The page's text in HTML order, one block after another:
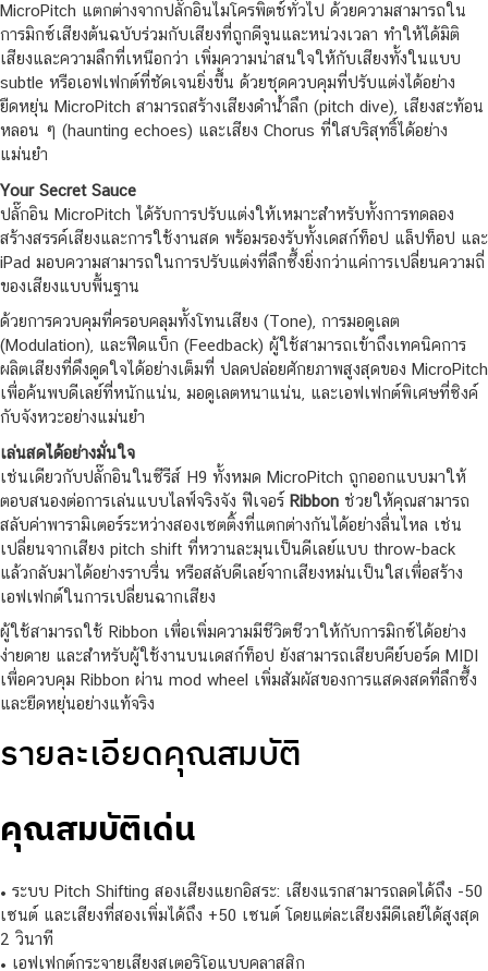
MicroPitch แตกต่างจากปลั๊กอินไมโครพิตช์ทั่วไป ด้วยความสามารถใน
การมิกซ์เสียงต้นฉบับร่วมกับเสียงที่ถูกดีจูนและหน่วงเวลา ทำให้ได้มิติ
เสียงและความลึกที่เหนือกว่า เพิ่มความน่าสนใจให้กับเสียงทั้งในแบบ
subtle หรือเอฟเฟกต์ที่ชัดเจนยิ่งขึ้น ด้วยชุดควบคุมที่ปรับแต่งได้อย่าง
ยืดหยุ่น MicroPitch สามารถสร้างเสียงดำน้ำลึก (pitch dive), เสียงสะท้อน
หลอน ๆ (haunting echoes) และเสียง Chorus ที่ใสบริสุทธิ์ได้อย่าง
แม่นยำ
Your Secret Sauce
ปลั๊กอิน MicroPitch ได้รับการปรับแต่งให้เหมาะสำหรับทั้งการทดลอง
สร้างสรรค์เสียงและการใช้งานสด พร้อมรองรับทั้งเดสก์ท็อป แล็ปท็อป และ
iPad มอบความสามารถในการปรับแต่งที่ลึกซึ้งยิ่งกว่าแค่การเปลี่ยนความถี่
ของเสียงแบบพื้นฐาน
ด้วยการควบคุมที่ครอบคลุมทั้งโทนเสียง (Tone), การมอดูเลต
(Modulation), และฟีดแบ็ก (Feedback) ผู้ใช้สามารถเข้าถึงเทคนิคการ
ผลิตเสียงที่ดึงดูดใจได้อย่างเต็มที่ ปลดปล่อยศักยภาพสูงสุดของ MicroPitch
เพื่อค้นพบดีเลย์ที่หนักแน่น, มอดูเลตหนาแน่น, และเอฟเฟกต์พิเศษที่ซิงค์
กับจังหวะอย่างแม่นยำ
เล่นสดได้อย่างมั่นใจ
เช่นเดียวกับปลั๊กอินในซีรีส์ H9 ทั้งหมด MicroPitch ถูกออกแบบมาให้
ตอบสนองต่อการเล่นแบบไลฟ์จริงจัง ฟีเจอร์ Ribbon ช่วยให้คุณสามารถ
สลับค่าพารามิเตอร์ระหว่างสองเซตติ้งที่แตกต่างกันได้อย่างลื่นไหล เช่น
เปลี่ยนจากเสียง pitch shift ที่หวานละมุนเป็นดีเลย์แบบ throw-back
แล้วกลับมาได้อย่างราบรื่น หรือสลับดีเลย์จากเสียงหม่นเป็นใสเพื่อสร้าง
เอฟเฟกต์ในการเปลี่ยนฉากเสียง
ผู้ใช้สามารถใช้ Ribbon เพื่อเพิ่มความมีชีวิตชีวาให้กับการมิกซ์ได้อย่าง
ง่ายดาย และสำหรับผู้ใช้งานบนเดสก์ท็อป ยังสามารถเสียบคีย์บอร์ด MIDI
เพื่อควบคุม Ribbon ผ่าน mod wheel เพิ่มสัมผัสของการแสดงสดที่ลึกซึ้ง
และยืดหยุ่นอย่างแท้จริง
รายละเอียดคุณสมบัติ
คุณสมบัติเด่น
• ระบบ Pitch Shifting สองเสียงแยกอิสระ: เสียงแรกสามารถลดได้ถึง -50
เซนต์ และเสียงที่สองเพิ่มได้ถึง +50 เซนต์ โดยแต่ละเสียงมีดีเลย์ได้สูงสุด
2 วินาที
• เอฟเฟกต์กระจายเสียงสเตอริโอแบบคลาสสิก